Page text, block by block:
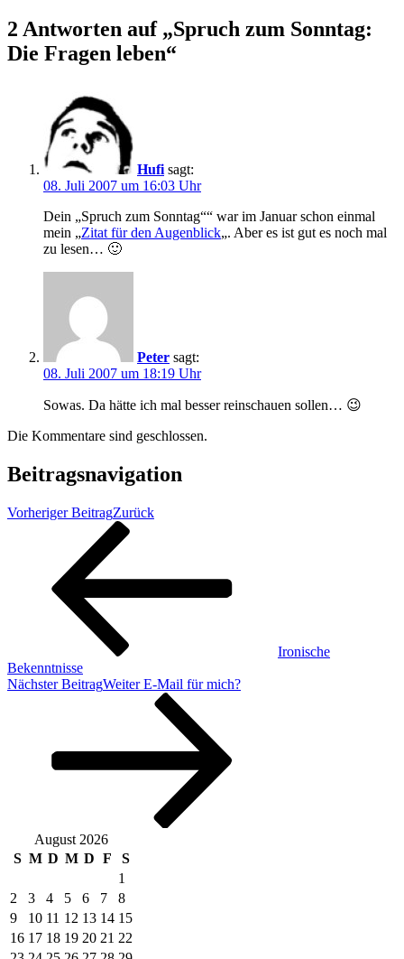
2 Antworten auf „Spruch zum Sonntag:
Die Fragen leben“
Hufi sagt:
08. Juli 2007 um 16:03 Uhr
Dein „Spruch zum Sonntag““ war im Januar schon einmal
mein „Zitat für den Augenblick„. Aber es ist gut es noch mal
zu lesen… 🙂
Peter sagt:
08. Juli 2007 um 18:19 Uhr
Sowas. Da hätte ich mal besser reinschauen sollen… 😉
Die Kommentare sind geschlossen.
Beitragsnavigation
Vorheriger BeitragZurück
Ironische
Bekenntnisse
Nächster BeitragWeiter E-Mail für mich?
August 2026
S M D M D F
S
1
2
3 4 5 6 7
8
9
10 11 12 13 14 15
16 17 18 19 20 21 22